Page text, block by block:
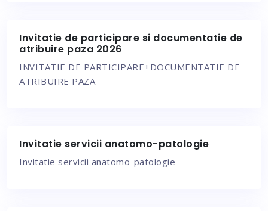
Invitatie de participare si documentatie de
atribuire paza 2026
INVITATIE DE PARTICIPARE+DOCUMENTATIE DE
ATRIBUIRE PAZA
Invitatie servicii anatomo-patologie
Invitatie servicii anatomo-patologie